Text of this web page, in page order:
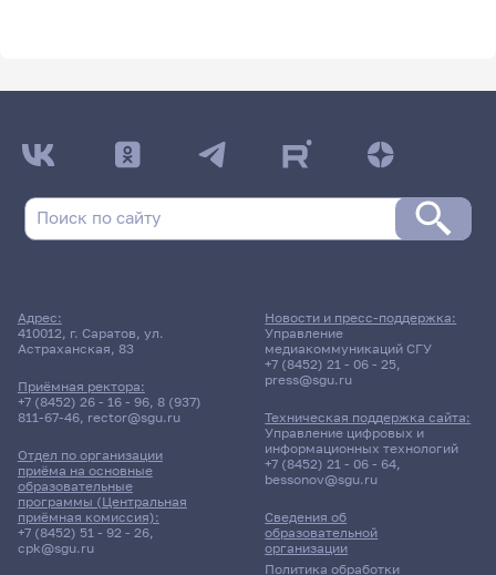
Адрес:
410012, г. Саратов, ул.
Астраханская, 83
Приёмная ректора:
+7 (8452) 26 - 16 - 96, 8 (937)
811-67-46, rector@sgu.ru
Отдел по организации
приёма на основные
образовательные
программы (Центральная
приёмная комиссия):
+7 (8452) 51 - 92 - 26,
cpk@sgu.ru
Сведения об
образовательной
организации
Политика обработки
Новости и пресс-поддержка:
Управление
медиакоммуникаций СГУ
+7 (8452) 21 - 06 - 25,
press@sgu.ru
Техническая поддержка сайта:
Управление цифровых и
информационных технологий
+7 (8452) 21 - 06 - 64,
bessonov@sgu.ru